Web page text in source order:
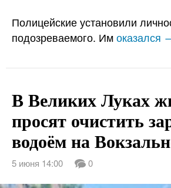
Полицейские установили
подозреваемого. Имоказался
В Великих Луках
просят очистить
водоём на
5 июня 14:00 0